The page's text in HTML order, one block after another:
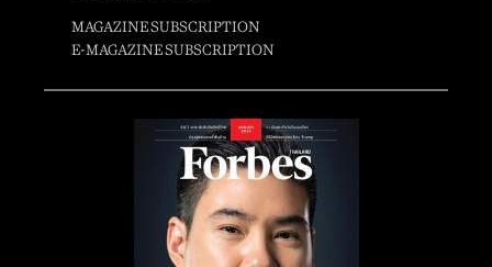
MAGAZINE SUBSCRIPTION
E-MAGAZINE SUBSCRIPTION